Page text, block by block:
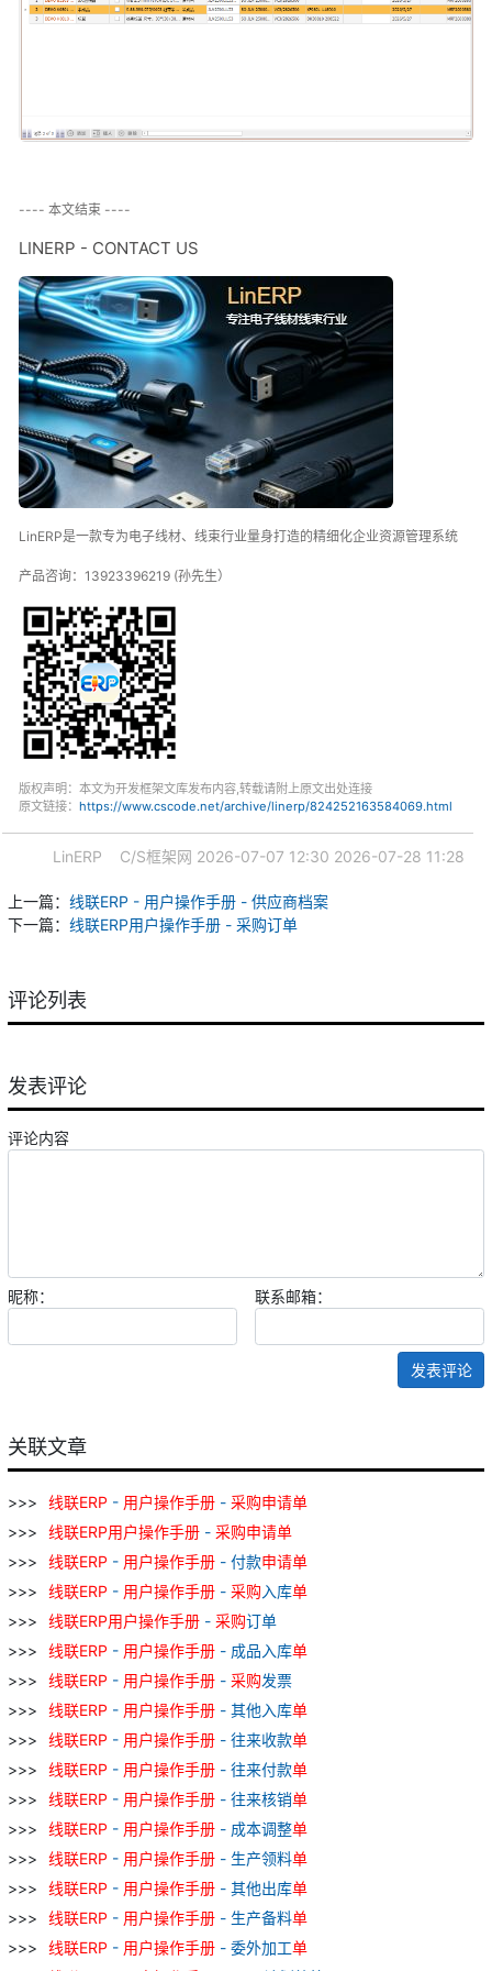
---- 本文结束 ----
LINERP - CONTACT US
LinERP是一款专为电子线材、线束行业量身打造的精细化企业资源管理系统
产品咨询：13923396219 (孙先生）
版权声明：本文为开发框架文库发布内容,转载请附上原文出处连接
原文链接： https://www.cscode.net/archive/linerp/824252163584069.html
LinERP C/S框架网 2026-07-07 12:30 2026-07-28 11:28
上一篇： 线联ERP - 用户操作手册 - 供应商档案
下一篇： 线联ERP用户操作手册 - 采购订单
评论列表
发表评论
评论内容
昵称： 联系邮箱：
发表评论
关联文章
线联ERP - 用户操作手册 - 采购申请单
线联ERP用户操作手册 - 采购申请单
线联ERP - 用户操作手册 - 付款申请单
线联ERP - 用户操作手册 - 采购 入库单
线联ERP用户操作手册 - 采购订单
线联ERP - 用户操作手册 - 成品入库单
线联ERP - 用户操作手册 - 采购发票
线联ERP - 用户操作手册 - 其他入库单
线联ERP - 用户操作手册 - 往来收款单
线联ERP - 用户操作手册 - 往来付款单
线联ERP - 用户操作手册 - 往来核销单
线联ERP - 用户操作手册 - 成本调整单
线联ERP - 用户操作手册 - 生产领料单
线联ERP - 用户操作手册 - 其他出库单
线联ERP - 用户操作手册 - 生产备料单
线联ERP - 用户操作手册 - 委外加工单